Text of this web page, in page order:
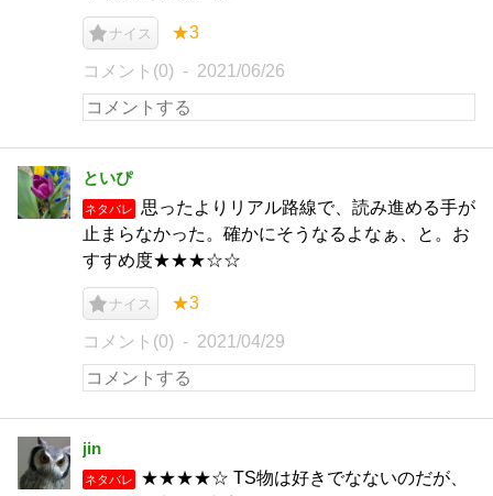
ナイス ★3
コメント(0) 2021/06/26
といぴ
ネタバレ
思ったよりリアル路線で、読み進める手が
止まらなかった。確かにそうなるよなぁ、と。お
すすめ度★★★☆☆
ナイス ★3
コメント(0) 2021/04/29
jin
ネタバレ
★★★★☆ TS物は好きでなないのだが、